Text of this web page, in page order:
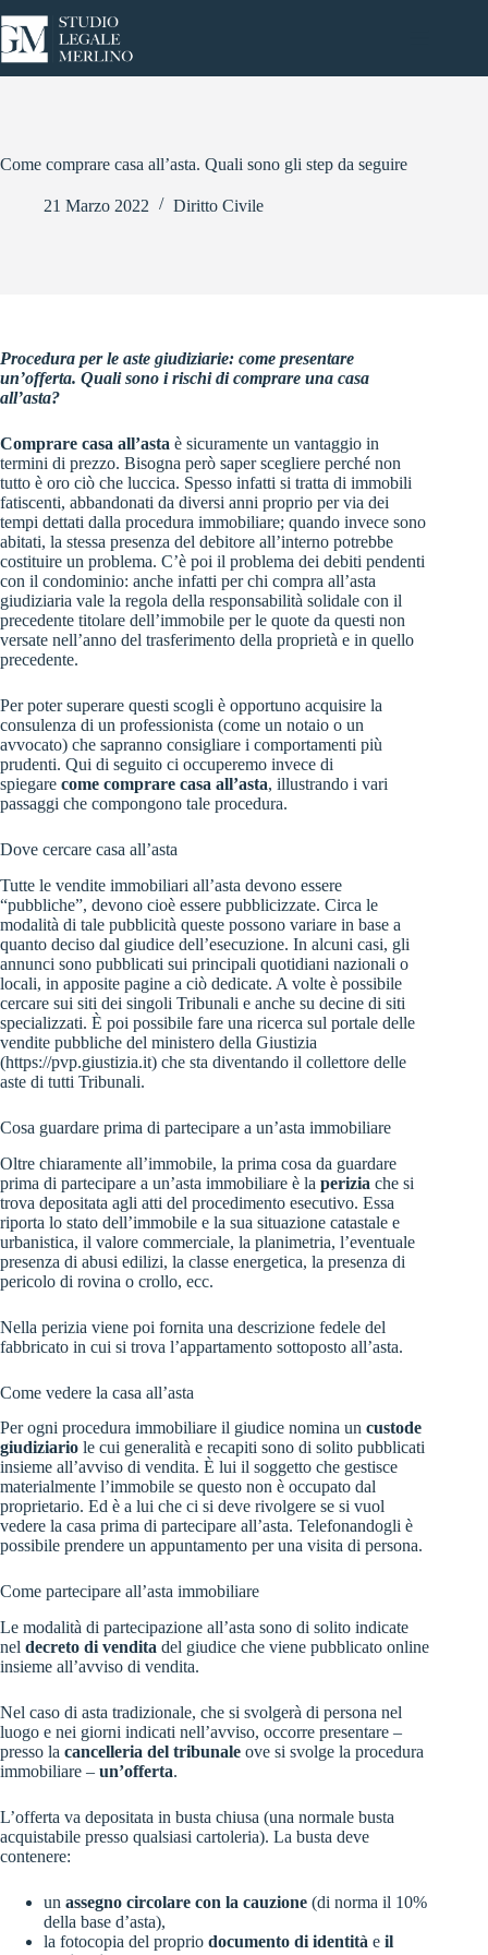
al
contenuto
Come comprare casa all’asta. Quali sono gli step da seguire
21 Marzo 2022 Diritto Civile
Procedura per le aste giudiziarie: come presentare
un’offerta. Quali sono i rischi di comprare una casa
all’asta?
Comprare casa all’asta è sicuramente un vantaggio in
termini di prezzo. Bisogna però saper scegliere perché non
tutto è oro ciò che luccica. Spesso infatti si tratta di immobili
fatiscenti, abbandonati da diversi anni proprio per via dei
tempi dettati dalla procedura immobiliare; quando invece sono
abitati, la stessa presenza del debitore all’interno potrebbe
costituire un problema. C’è poi il problema dei debiti pendenti
con il condominio: anche infatti per chi compra all’asta
giudiziaria vale la regola della responsabilità solidale con il
precedente titolare dell’immobile per le quote da questi non
versate nell’anno del trasferimento della proprietà e in quello
precedente.
Per poter superare questi scogli è opportuno acquisire la
consulenza di un professionista (come un notaio o un
avvocato) che sapranno consigliare i comportamenti più
prudenti. Qui di seguito ci occuperemo invece di
spiegare come comprare casa all’asta, illustrando i vari
passaggi che compongono tale procedura.
Dove cercare casa all’asta
Tutte le vendite immobiliari all’asta devono essere
“pubbliche”, devono cioè essere pubblicizzate. Circa le
modalità di tale pubblicità queste possono variare in base a
quanto deciso dal giudice dell’esecuzione. In alcuni casi, gli
annunci sono pubblicati sui principali quotidiani nazionali o
locali, in apposite pagine a ciò dedicate. A volte è possibile
cercare sui siti dei singoli Tribunali e anche su decine di siti
specializzati. È poi possibile fare una ricerca sul portale delle
vendite pubbliche del ministero della Giustizia
(https://pvp.giustizia.it) che sta diventando il collettore delle
aste di tutti Tribunali.
Cosa guardare prima di partecipare a un’asta immobiliare
Oltre chiaramente all’immobile, la prima cosa da guardare
prima di partecipare a un’asta immobiliare è la perizia che si
trova depositata agli atti del procedimento esecutivo. Essa
riporta lo stato dell’immobile e la sua situazione catastale e
urbanistica, il valore commerciale, la planimetria, l’eventuale
presenza di abusi edilizi, la classe energetica, la presenza di
pericolo di rovina o crollo, ecc.
Nella perizia viene poi fornita una descrizione fedele del
fabbricato in cui si trova l’appartamento sottoposto all’asta.
Come vedere la casa all’asta
Per ogni procedura immobiliare il giudice nomina un custode
giudiziario le cui generalità e recapiti sono di solito pubblicati
insieme all’avviso di vendita. È lui il soggetto che gestisce
materialmente l’immobile se questo non è occupato dal
proprietario. Ed è a lui che ci si deve rivolgere se si vuol
vedere la casa prima di partecipare all’asta. Telefonandogli è
possibile prendere un appuntamento per una visita di persona.
Come partecipare all’asta immobiliare
Le modalità di partecipazione all’asta sono di solito indicate
nel decreto di vendita del giudice che viene pubblicato online
insieme all’avviso di vendita.
Nel caso di asta tradizionale, che si svolgerà di persona nel
luogo e nei giorni indicati nell’avviso, occorre presentare –
presso la cancelleria del tribunale ove si svolge la procedura
immobiliare – un’offerta.
L’offerta va depositata in busta chiusa (una normale busta
acquistabile presso qualsiasi cartoleria). La busta deve
contenere:
un assegno circolare con la cauzione (di norma il 10%
della base d’asta),
la fotocopia del proprio documento di identità e il